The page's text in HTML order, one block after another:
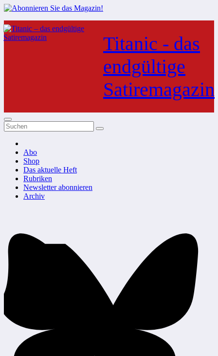
Zum
Inhalt
springen
Titanic - das
endgültige
Satiremagazin
Abo
Shop
Das aktuelle Heft
Rubriken
Newsletter abonnieren
Archiv